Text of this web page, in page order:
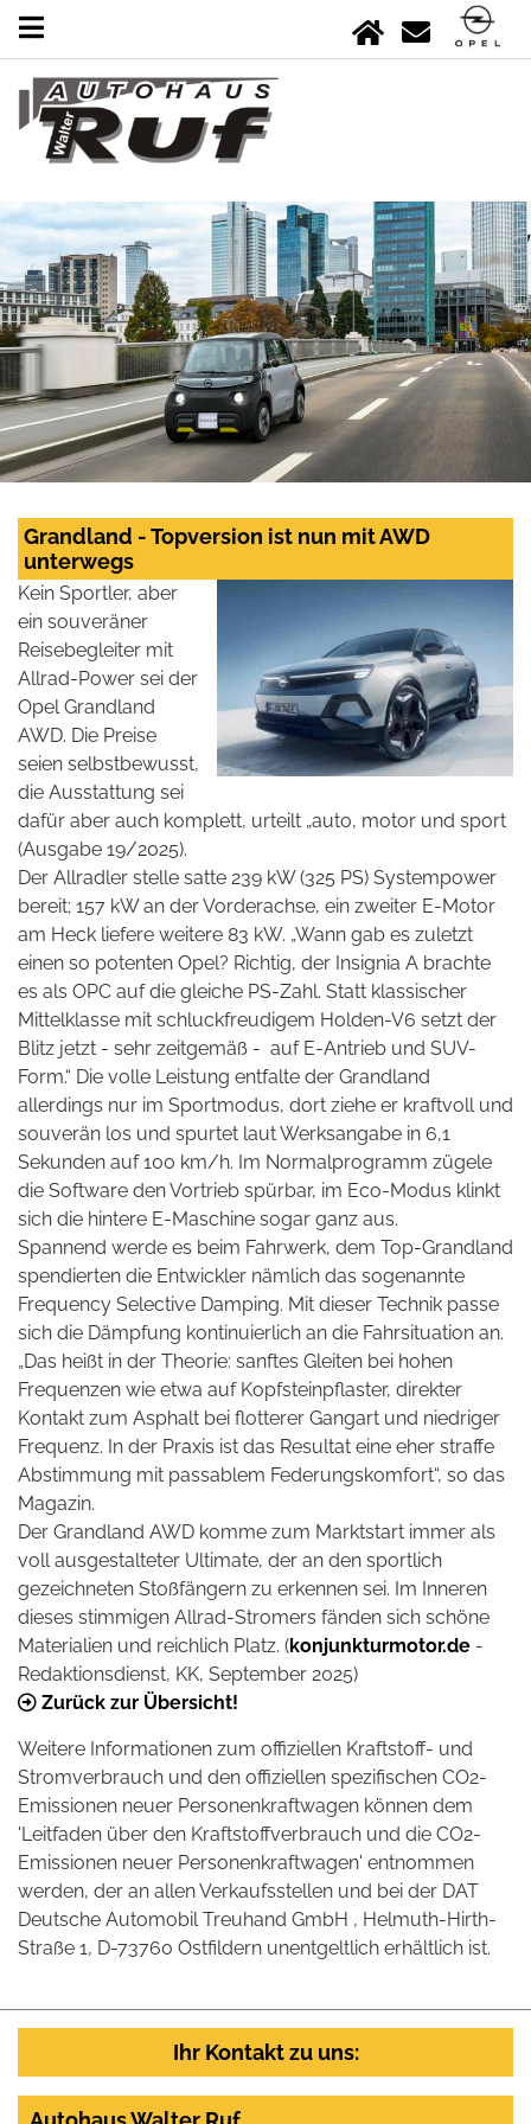
Grandland - Topversion ist nun mit AWD
unterwegs
Kein Sportler, aber
ein souveräner
Reisebegleiter mit
Allrad-Power sei der
Opel Grandland
AWD. Die Preise
seien selbstbewusst,
die Ausstattung sei
dafür aber auch komplett, urteilt „auto, motor und sport
(Ausgabe 19/2025).
Der Allradler stelle satte 239 kW (325 PS) Systempower
bereit; 157 kW an der Vorderachse, ein zweiter E-Motor
am Heck liefere weitere 83 kW. „Wann gab es zuletzt
einen so potenten Opel? Richtig, der Insignia A brachte
es als OPC auf die gleiche PS-Zahl. Statt klassischer
Mittelklasse mit schluckfreudigem Holden-V6 setzt der
Blitz jetzt - sehr zeitgemäß - auf E-Antrieb und SUV-
Form.“ Die volle Leistung entfalte der Grandland
allerdings nur im Sportmodus, dort ziehe er kraftvoll und
souverän los und spurtet laut Werksangabe in 6,1
Sekunden auf 100 km/h. Im Normalprogramm zügele
die Software den Vortrieb spürbar, im Eco-Modus klinkt
sich die hintere E-Maschine sogar ganz aus.
Spannend werde es beim Fahrwerk, dem Top-Grandland
spendierten die Entwickler nämlich das sogenannte
Frequency Selective Damping. Mit dieser Technik passe
sich die Dämpfung kontinuierlich an die Fahrsituation an.
„Das heißt in der Theorie: sanftes Gleiten bei hohen
Frequenzen wie etwa auf Kopfsteinpflaster, direkter
Kontakt zum Asphalt bei flotterer Gangart und niedriger
Frequenz. In der Praxis ist das Resultat eine eher straffe
Abstimmung mit passablem Federungskomfort“, so das
Magazin.
Der Grandland AWD komme zum Marktstart immer als
voll ausgestalteter Ultimate, der an den sportlich
gezeichneten Stoßfängern zu erkennen sei. Im Inneren
dieses stimmigen Allrad-Stromers fänden sich schöne
Materialien und reichlich Platz. (konjunkturmotor.de -
Redaktionsdienst, KK, September 2025)
Zurück zur Übersicht!
Weitere Informationen zum offiziellen Kraftstoff- und
Stromverbrauch und den offiziellen spezifischen CO2-
Emissionen neuer Personenkraftwagen können dem
'Leitfaden über den Kraftstoffverbrauch und die CO2-
Emissionen neuer Personenkraftwagen' entnommen
werden, der an allen Verkaufsstellen und bei der DAT
Deutsche Automobil Treuhand GmbH , Helmuth-Hirth-
Straße 1, D-73760 Ostfildern unentgeltlich erhältlich ist.
Ihr Kontakt zu uns: